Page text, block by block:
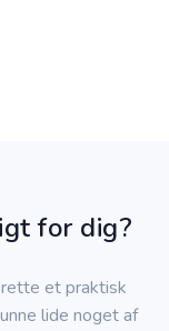
for dig?
et praktisk
lide noget af